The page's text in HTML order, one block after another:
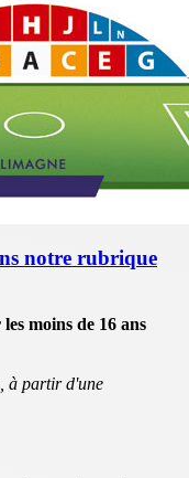
notre rubrique
moins de 16 ans
à partir d'une